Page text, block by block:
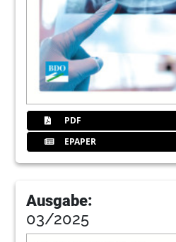
DENTSPLY IMPLANTS
PDF
EPAPER
Ausgabe:
03/2025